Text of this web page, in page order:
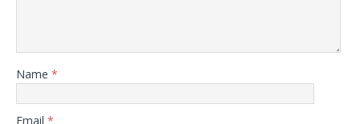
Name *
Email *